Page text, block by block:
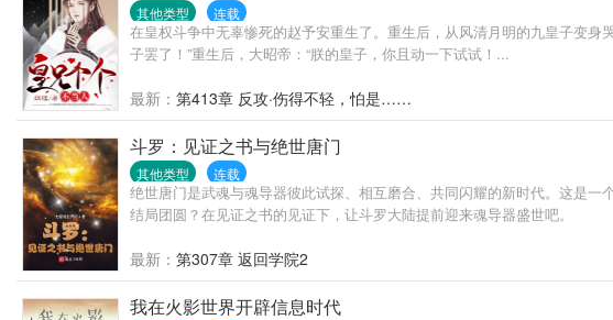
其他类型 连载
在皇权斗争中无辜惨死的赵予安重生了。重生后，从风清月明的九皇子变
子罢了！”重生后，大昭帝：“朕的皇子，你且动一下试试！...
最新： 第413章 反攻·伤得不轻，怕是……
斗罗：见证之书与绝世唐门
其他类型 连载
绝世唐门是武魂与魂导器彼此试探、相互磨合、共同闪耀的新时代。这是
结局团圆？在见证之书的见证下，让斗罗大陆提前迎来魂导器盛世吧。
最新： 第307章 返回学院2
我在火影世界开辟信息时代